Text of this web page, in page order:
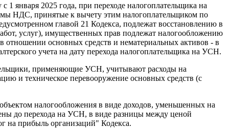
1 января 2025 года, при переходе налогоплательщика на
НДС, принятые к вычету этим налогоплательщиком по
главой 21 Кодекса, подлежат восстановлению в
услуг), имущественных прав подлежат налогообложению
основных средств и нематериальных активов - в
учета на дату перехода налогоплательщика на УСН.
применяющие УСН, учитывают расходы на
и техническое перевооружение основных средств (с
налогообложения в виде доходов, уменьшенных на
до перехода на УСН, в виде разницы между ценой
на прибыль организаций" Кодекса.